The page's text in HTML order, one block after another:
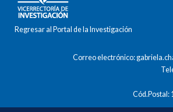
Regresar al Portal de la Investigación
Correo electrónico:
Cód.Postal: